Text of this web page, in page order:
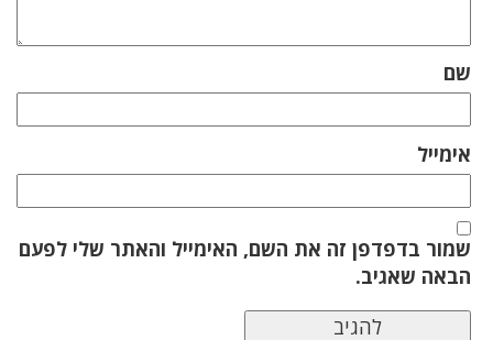
שם
אימייל
שמור בדפדפן זה את השם, האימייל והאתר שלי לפעם
הבאה שאגיב.